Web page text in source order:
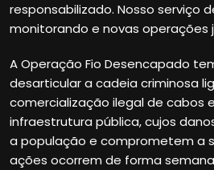
responsabilizado. Nosso serviço
monitorando e novas operações
A Operação Fio Desencapado
desarticular a cadeia criminosa
comercialização ilegal de cabos
infraestrutura pública, cujos
a população e comprometem a
ações ocorrem de forma